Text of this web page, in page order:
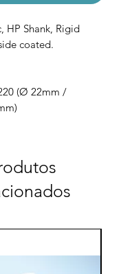
HP Shank, Rigid
coated.
(Ø 22mm /